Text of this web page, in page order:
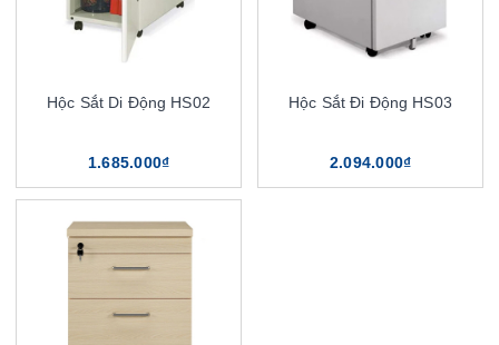
Hộc Sắt Di Động HS02
1.685.000₫
Hộc Sắt Đi Động HS03
2.094.000₫